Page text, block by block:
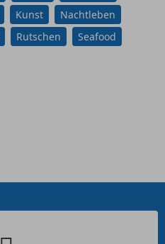
Kunst
Nachtleben
Rutschen
Seafood